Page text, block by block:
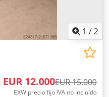
de aire comprimido).
litros.
1 /2
EUR 12.000EUR 15.000
EXW precio fijo IVA no incluído